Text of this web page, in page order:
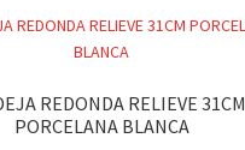
REDONDA RELIEVE 31CM
PORCELANA BLANCA